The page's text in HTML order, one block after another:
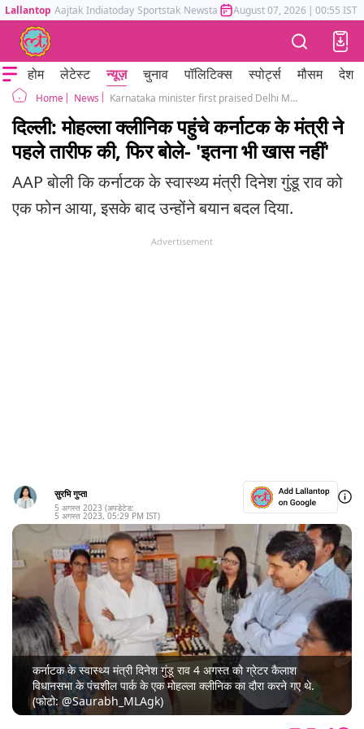
Lallantop Aajtak Indiatoday Sportstak Newstak Mumbai Tak Astrotak
August 07, 2026 | 00:55 IST
होम लेटेस्ट न्यूज़ चुनाव पॉलिटिक्स स्पोर्ट्स मौसम देश
Home News Karnataka minister first praised Delhi Mohalla Clinic then went back on his word AAP replied
दिल्ली: मोहल्ला क्लीनिक पहुंचे कर्नाटक के मंत्री ने
पहले तारीफ की, फिर बोले- 'इतना भी खास नहीं'
AAP बोली कि कर्नाटक के स्वास्थ्य मंत्री दिनेश गुंडू राव को
एक फोन आया, इसके बाद उन्होंने बयान बदल दिया.
Advertisement
सुरभि गुप्ता
5 अगस्त 2023 (अपडेटेड:
5 अगस्त 2023, 05:29 PM IST)
कर्नाटक के स्वास्थ्य मंत्री दिनेश गुंडू राव 4 अगस्त को ग्रेटर कैलाश
विधानसभा के पंचशील पार्क के एक मोहल्ला क्लीनिक का दौरा करने गए थे.
(फोटो: @Saurabh_MLAgk)